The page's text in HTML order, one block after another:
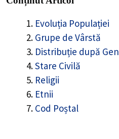
Evoluția Populației
Grupe de Vârstă
Distribuție după Gen
Stare Civilă
Religii
Etnii
Cod Poștal